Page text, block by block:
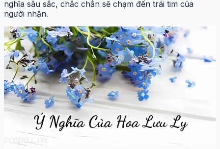
nghĩa sâu sắc, chắc chắn sẽ chạm đến trái tim của
người nhận.